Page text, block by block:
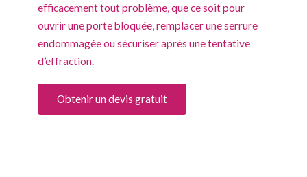
efficacement tout problème, que ce soit pour
ouvrir une porte bloquée, remplacer une serrure
endommagée ou sécuriser après une tentative
d’effraction.
Obtenir un devis gratuit